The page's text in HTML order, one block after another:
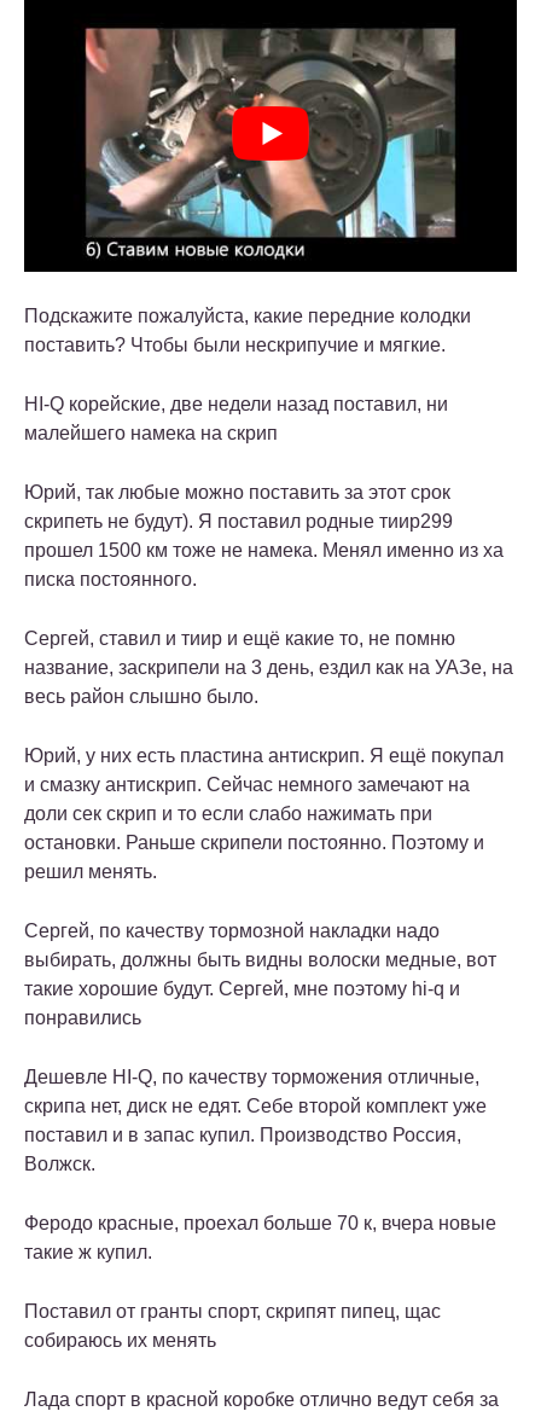
Подскажите пожалуйста, какие передние колодки
поставить? Чтобы были нескрипучие и мягкие.
HI-Q корейские, две недели назад поставил, ни
малейшего намека на скрип
Юрий, так любые можно поставить за этот срок
скрипеть не будут). Я поставил родные тиир299
прошел 1500 км тоже не намека. Менял именно из ха
писка постоянного.
Сергей, ставил и тиир и ещё какие то, не помню
название, заскрипели на 3 день, ездил как на УАЗе, на
весь район слышно было.
Юрий, у них есть пластина антискрип. Я ещё покупал
и смазку антискрип. Сейчас немного замечают на
доли сек скрип и то если слабо нажимать при
остановки. Раньше скрипели постоянно. Поэтому и
решил менять.
Сергей, по качеству тормозной накладки надо
выбирать, должны быть видны волоски медные, вот
такие xорошие будут. Сергей, мне поэтому hi-q и
понравились
Дешевле HI-Q, по качеству торможения отличные,
скрипа нет, диск не едят. Себе второй комплект уже
поставил и в запас купил. Производство Россия,
Волжск.
Феродо красные, проехал больше 70 к, вчера новые
такие ж купил.
Поставил от гранты спорт, скрипят пипец, щас
собираюсь их менять
Лада спорт в красной коробке отлично ведут себя за